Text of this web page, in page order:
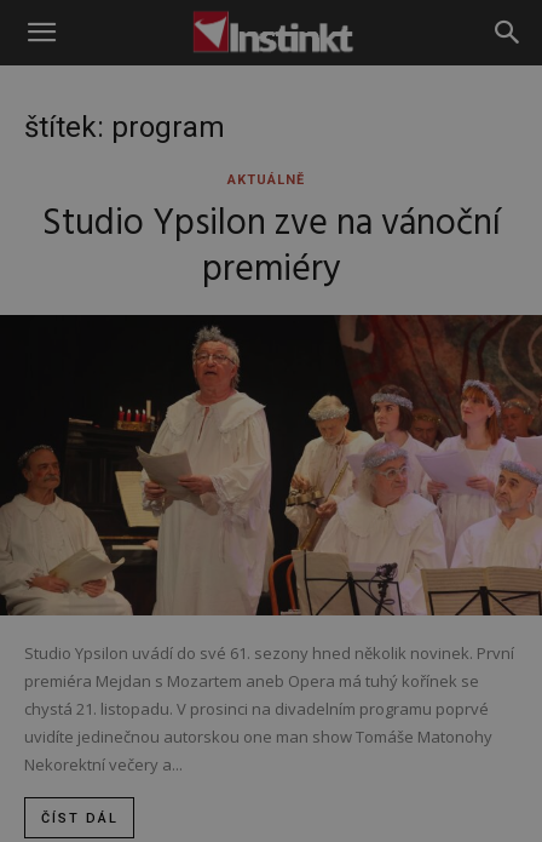
Instinkt
štítek: program
AKTUÁLNĚ
Studio Ypsilon zve na vánoční
premiéry
Studio Ypsilon uvádí do své 61. sezony hned několik novinek. První
premiéra Mejdan s Mozartem aneb Opera má tuhý kořínek se
chystá 21. listopadu. V prosinci na divadelním programu poprvé
uvidíte jedinečnou autorskou one man show Tomáše Matonohy
Nekorektní večery a...
ČÍST DÁL